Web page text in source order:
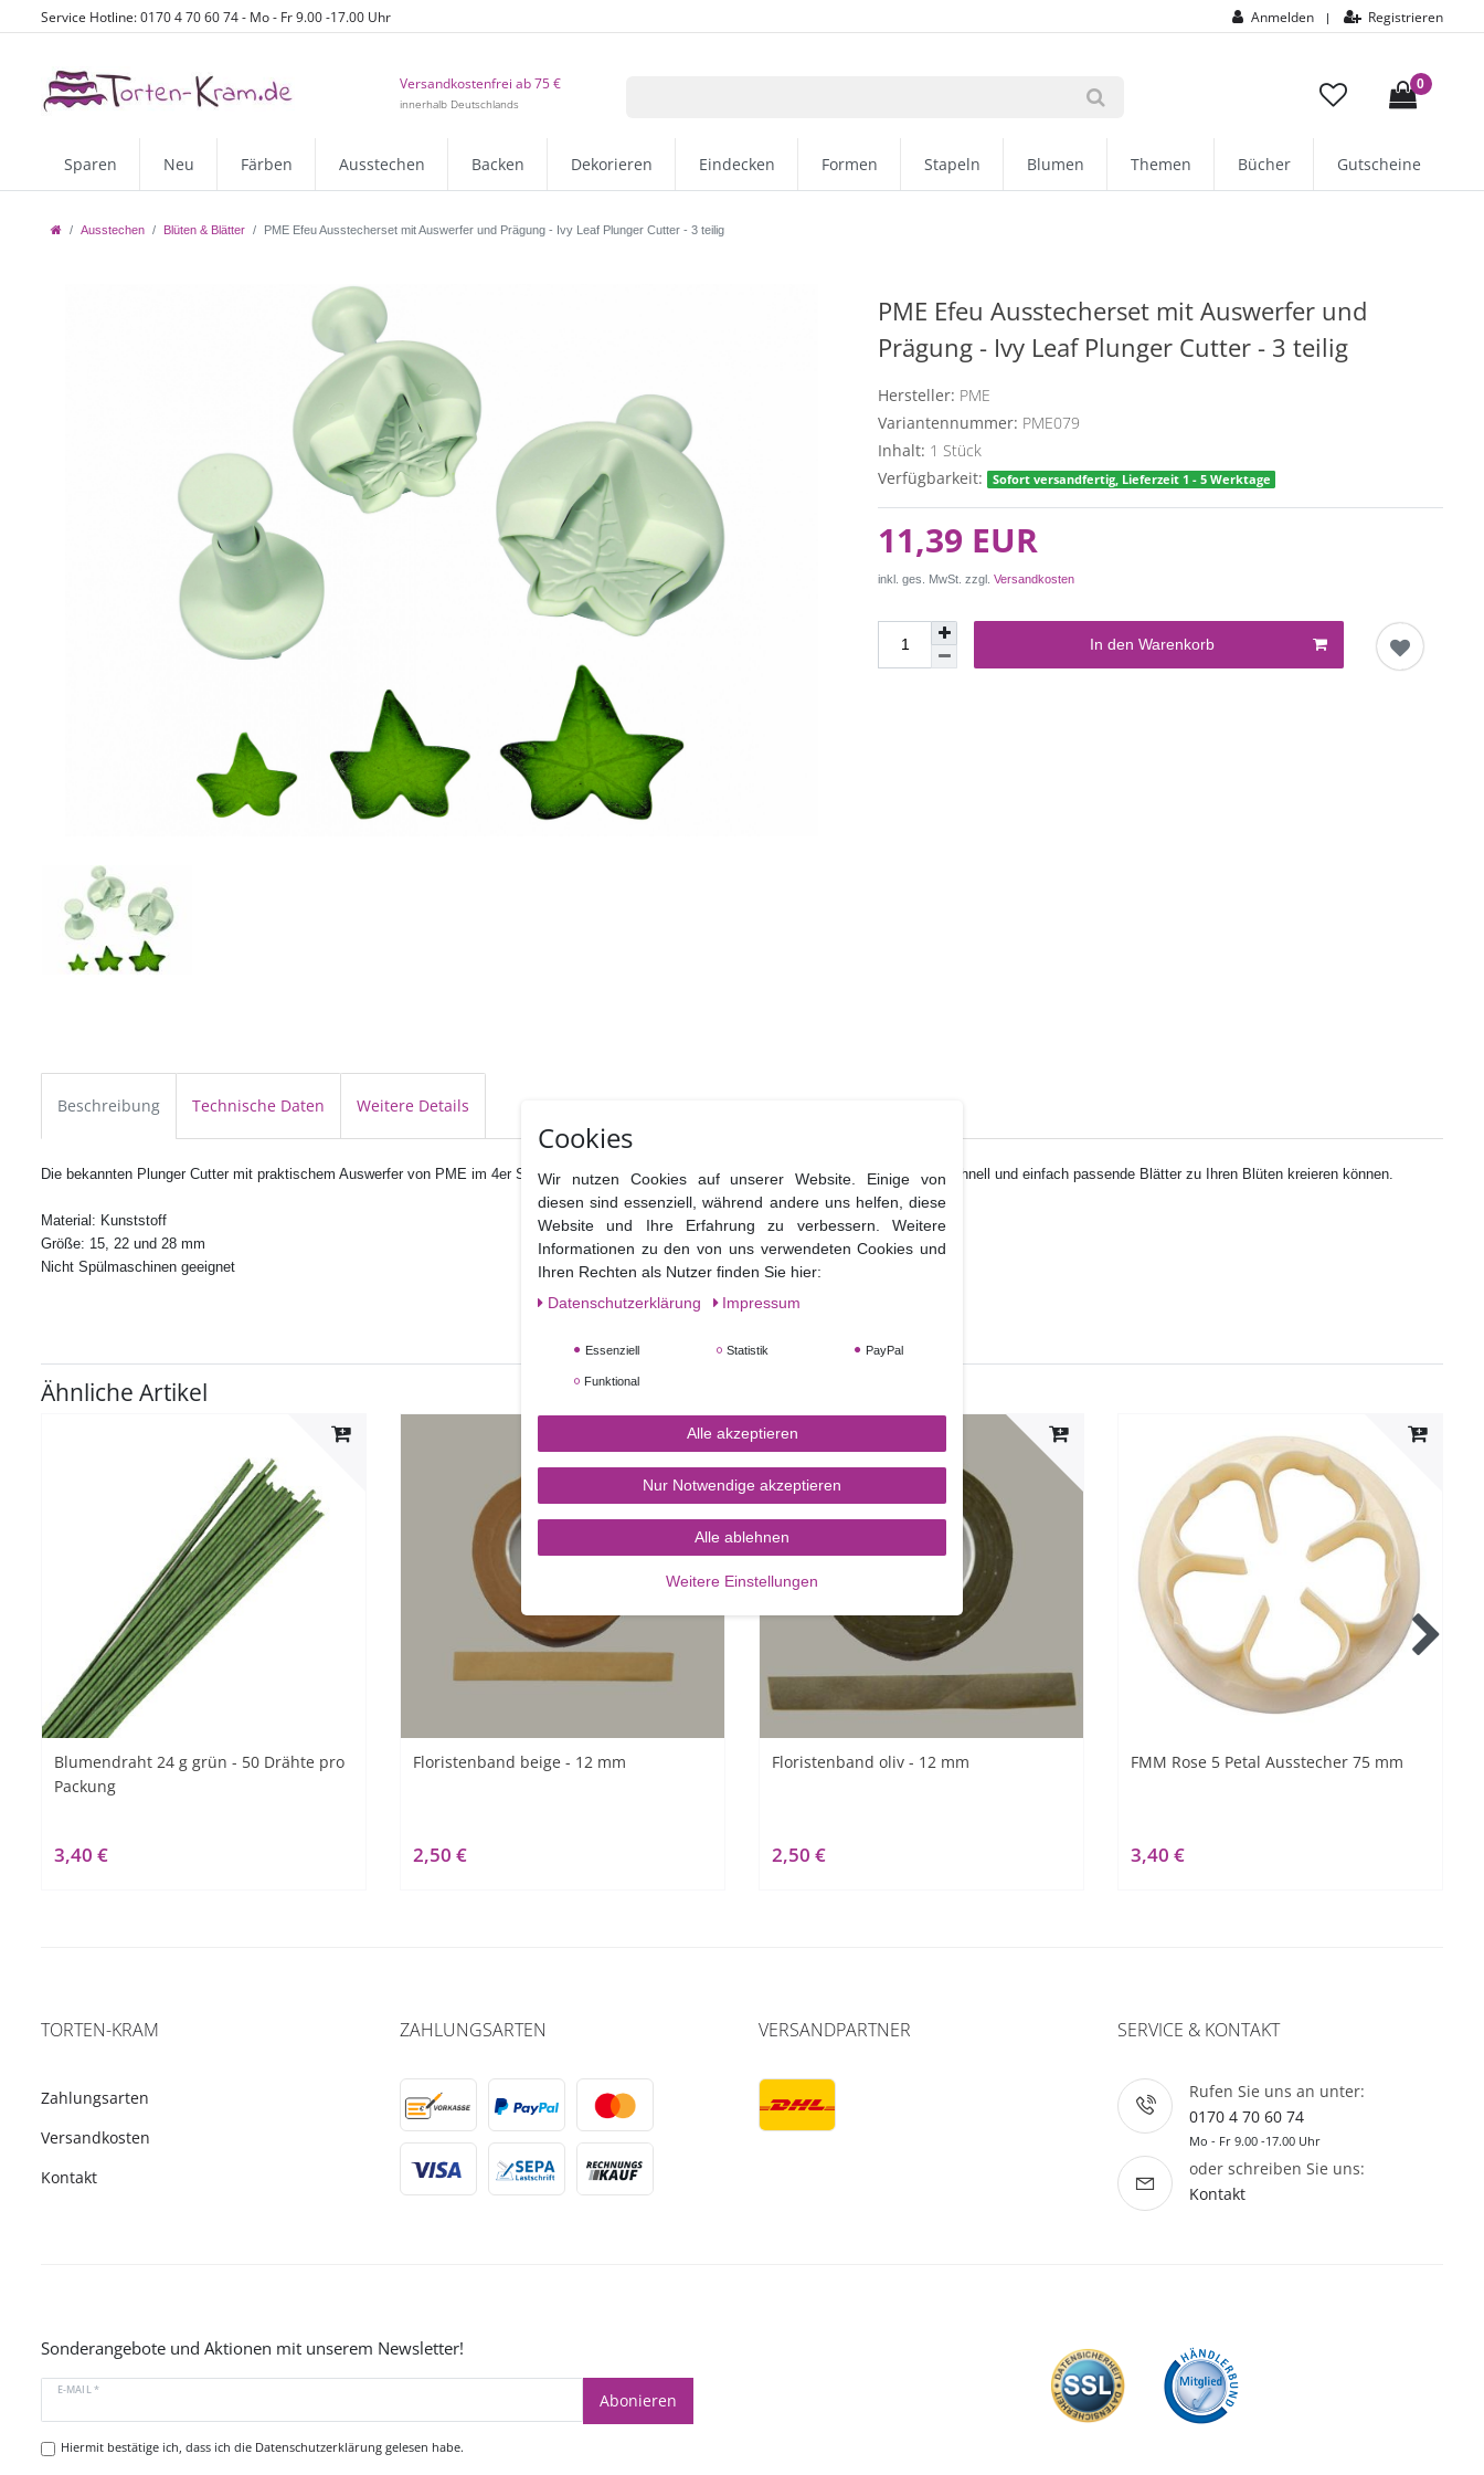
Service Hotline: 0170 4 70 60 74 - Mo - Fr 9.00 -17.00 Uhr Anmelden | Registrieren
Versandkostenfrei ab 75 €
innerhalb Deutschlands
0
Sparen Neu Färben Ausstechen Backen Dekorieren Eindecken Formen Stapeln Blumen Themen Bücher Gutscheine
Ausstechen Blüten & Blätter PME Efeu Ausstecherset mit Auswerfer und Prägung - Ivy Leaf Plunger Cutter - 3 teilig
PME Efeu Ausstecherset mit Auswerfer und
Prägung - Ivy Leaf Plunger Cutter - 3 teilig
Hersteller: PME
Variantennummer: PME079
Inhalt: 1 Stück
Verfügbarkeit:
Sofort versandfertig, Lieferzeit 1 - 5 Werktage
11,39 EUR
inkl. ges. MwSt. zzgl.Versandkosten
In den Warenkorb
Beschreibung Technische Daten Weitere Details
Die bekannten Plunger Cutter mit praktischem Auswerfer von PME im 4er Set für Efeu vereinen Ausstecher und Prägewerkzeug, so dass sie schnell und einfach passende Blätter zu Ihren Blüten kreieren können.
Material: Kunststoff
Größe: 15, 22 und 28 mm
Nicht Spülmaschinen geeignet
Ähnliche Artikel
Blumendraht 24 g grün - 50 Drähte pro
Packung
3,40 €
Floristenband beige - 12 mm
2,50 €
Floristenband oliv - 12 mm
2,50 €
FMM Rose 5 Petal Ausstecher 75 mm
3,40 €
TORTEN-KRAM
Zahlungsarten
Versandkosten
Kontakt
ZAHLUNGSARTEN VERSANDPARTNER SERVICE & KONTAKT
Rufen Sie uns an unter:
0170 4 70 60 74
Mo - Fr 9.00 -17.00 Uhr
oder schreiben Sie uns:
Kontakt
Sonderangebote und Aktionen mit unserem Newsletter!
E-MAIL *
Abonieren
Hiermit bestätige ich, dass ich die Datenschutzerklärunggelesen habe.
Cookies
Wir nutzen Cookies auf unserer Website. Einige von
diesen sind essenziell, während andere uns helfen, diese
Website und Ihre Erfahrung zu verbessern. Weitere
Informationen zu den von uns verwendeten Cookies und
Ihren Rechten als Nutzer finden Sie hier:
Daten­schutz­erklärung
Impressum
Essenziell Statistik PayPal
Funktional
Alle akzeptieren
Nur Notwendige akzeptieren
Alle ablehnen
Weitere Einstellungen